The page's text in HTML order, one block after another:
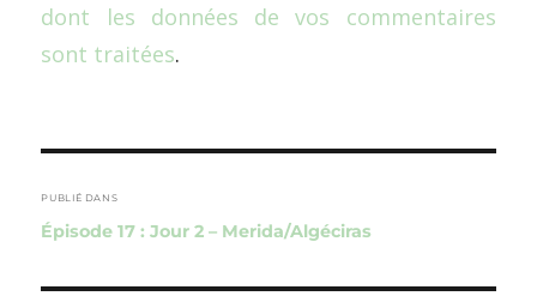
dont les données de vos commentaires
sont traitées.
de
l’article
PUBLIÉ DANS
Épisode 17 : Jour 2 – Merida/Algéciras